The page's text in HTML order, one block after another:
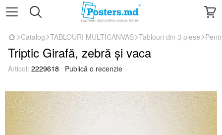
Catalog TABLOURI MULTICANVAS Tablouri din 3 piese
Triptic Girafă, zebră și vaca
Articol: 2229618 Publică o recenzie